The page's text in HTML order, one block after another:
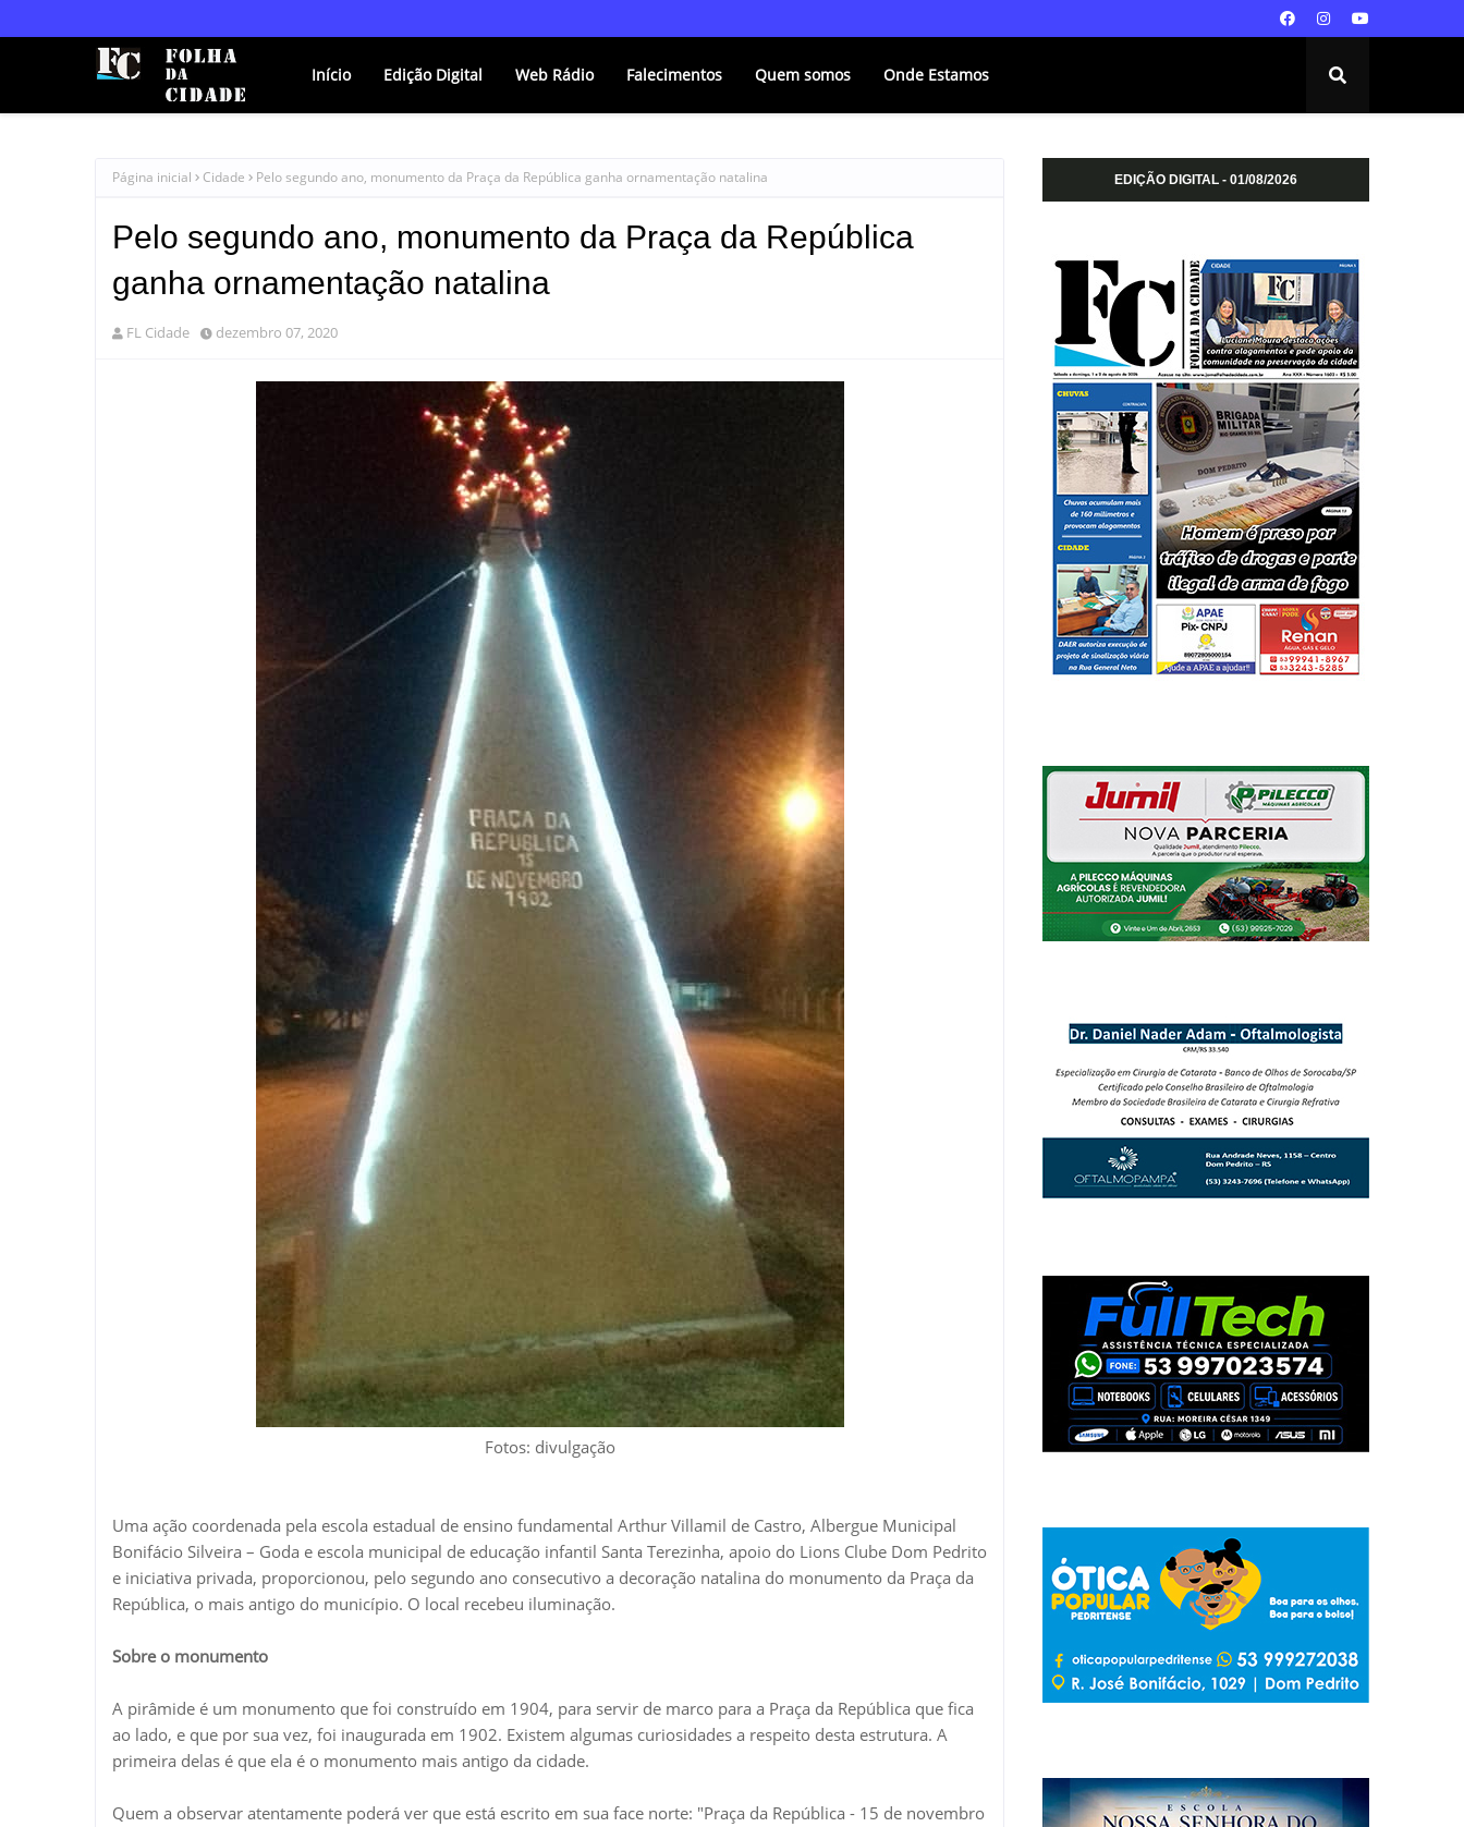
Início Edição Digital Web Rádio Falecimentos Quem somos Onde Estamos
Página inicial Cidade Pelo segundo ano, monumento da Praça da República ganha ornamentação natalina
Pelo segundo ano, monumento da Praça da República
ganha ornamentação natalina
FL Cidade dezembro 07, 2020
Fotos: divulgação
Uma ação coordenada pela escola estadual de ensino fundamental Arthur Villamil de Castro, Albergue Municipal
Bonifácio Silveira – Goda e escola municipal de educação infantil Santa Terezinha, apoio do Lions Clube Dom Pedrito
e iniciativa privada, proporcionou, pelo segundo ano consecutivo a decoração natalina do monumento da Praça da
República, o mais antigo do município. O local recebeu iluminação.
Sobre o monumento
A pirâmide é um monumento que foi construído em 1904, para servir de marco para a Praça da República que fica
ao lado, e que por sua vez, foi inaugurada em 1902. Existem algumas curiosidades a respeito desta estrutura. A
primeira delas é que ela é o monumento mais antigo da cidade.
Quem a observar atentamente poderá ver que está escrito em sua face norte: "Praça da República - 15 de novembro
EDIÇÃO DIGITAL - 01/08/2026